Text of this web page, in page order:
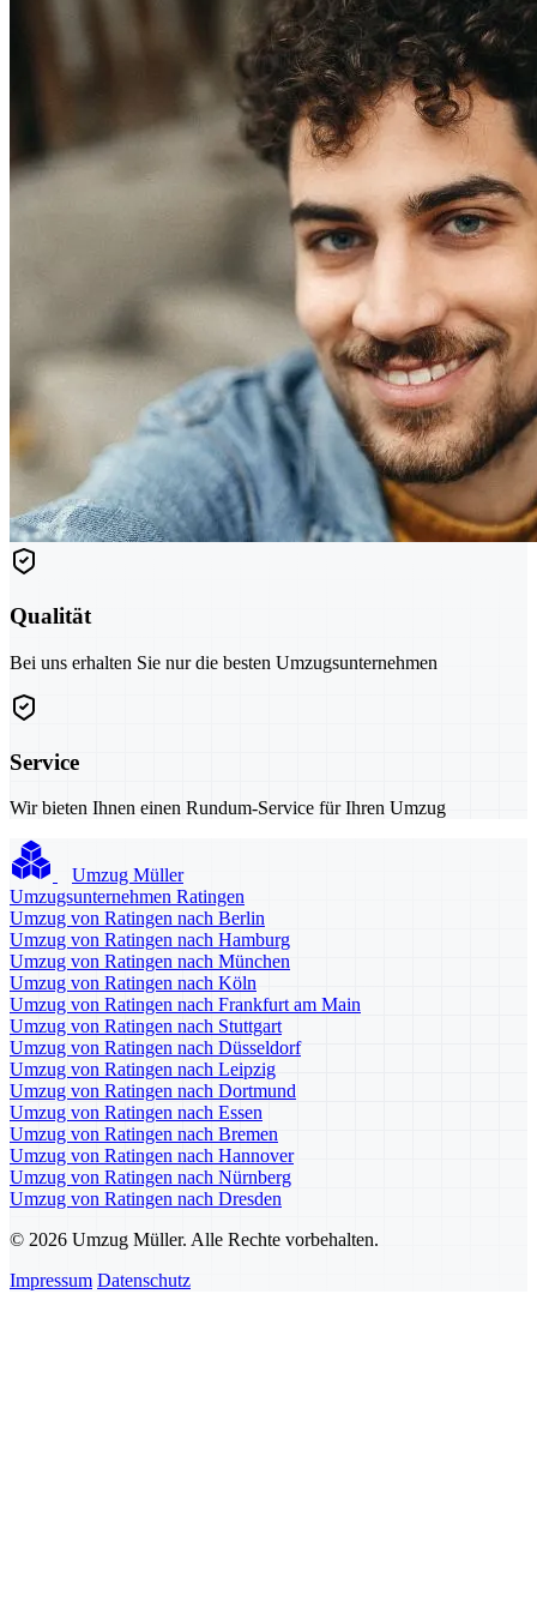
Qualität
Bei uns erhalten Sie nur die besten Umzugsunternehmen
Service
Wir bieten Ihnen einen Rundum-Service für Ihren Umzug
Umzug Müller
Umzugsunternehmen Ratingen
Umzug von Ratingen nach Berlin
Umzug von Ratingen nach Hamburg
Umzug von Ratingen nach München
Umzug von Ratingen nach Köln
Umzug von Ratingen nach Frankfurt am Main
Umzug von Ratingen nach Stuttgart
Umzug von Ratingen nach Düsseldorf
Umzug von Ratingen nach Leipzig
Umzug von Ratingen nach Dortmund
Umzug von Ratingen nach Essen
Umzug von Ratingen nach Bremen
Umzug von Ratingen nach Hannover
Umzug von Ratingen nach Nürnberg
Umzug von Ratingen nach Dresden
© 2026 Umzug Müller. Alle Rechte vorbehalten.
Impressum Datenschutz